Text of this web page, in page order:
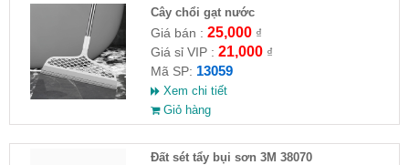
Cây chổi gạt nước
Giá bán : 25,000₫
Giá sỉ VIP : 21,000₫
Mã SP: 13059
Xem chi tiết
Giỏ hàng
Đất sét tẩy bụi sơn 3M 38070